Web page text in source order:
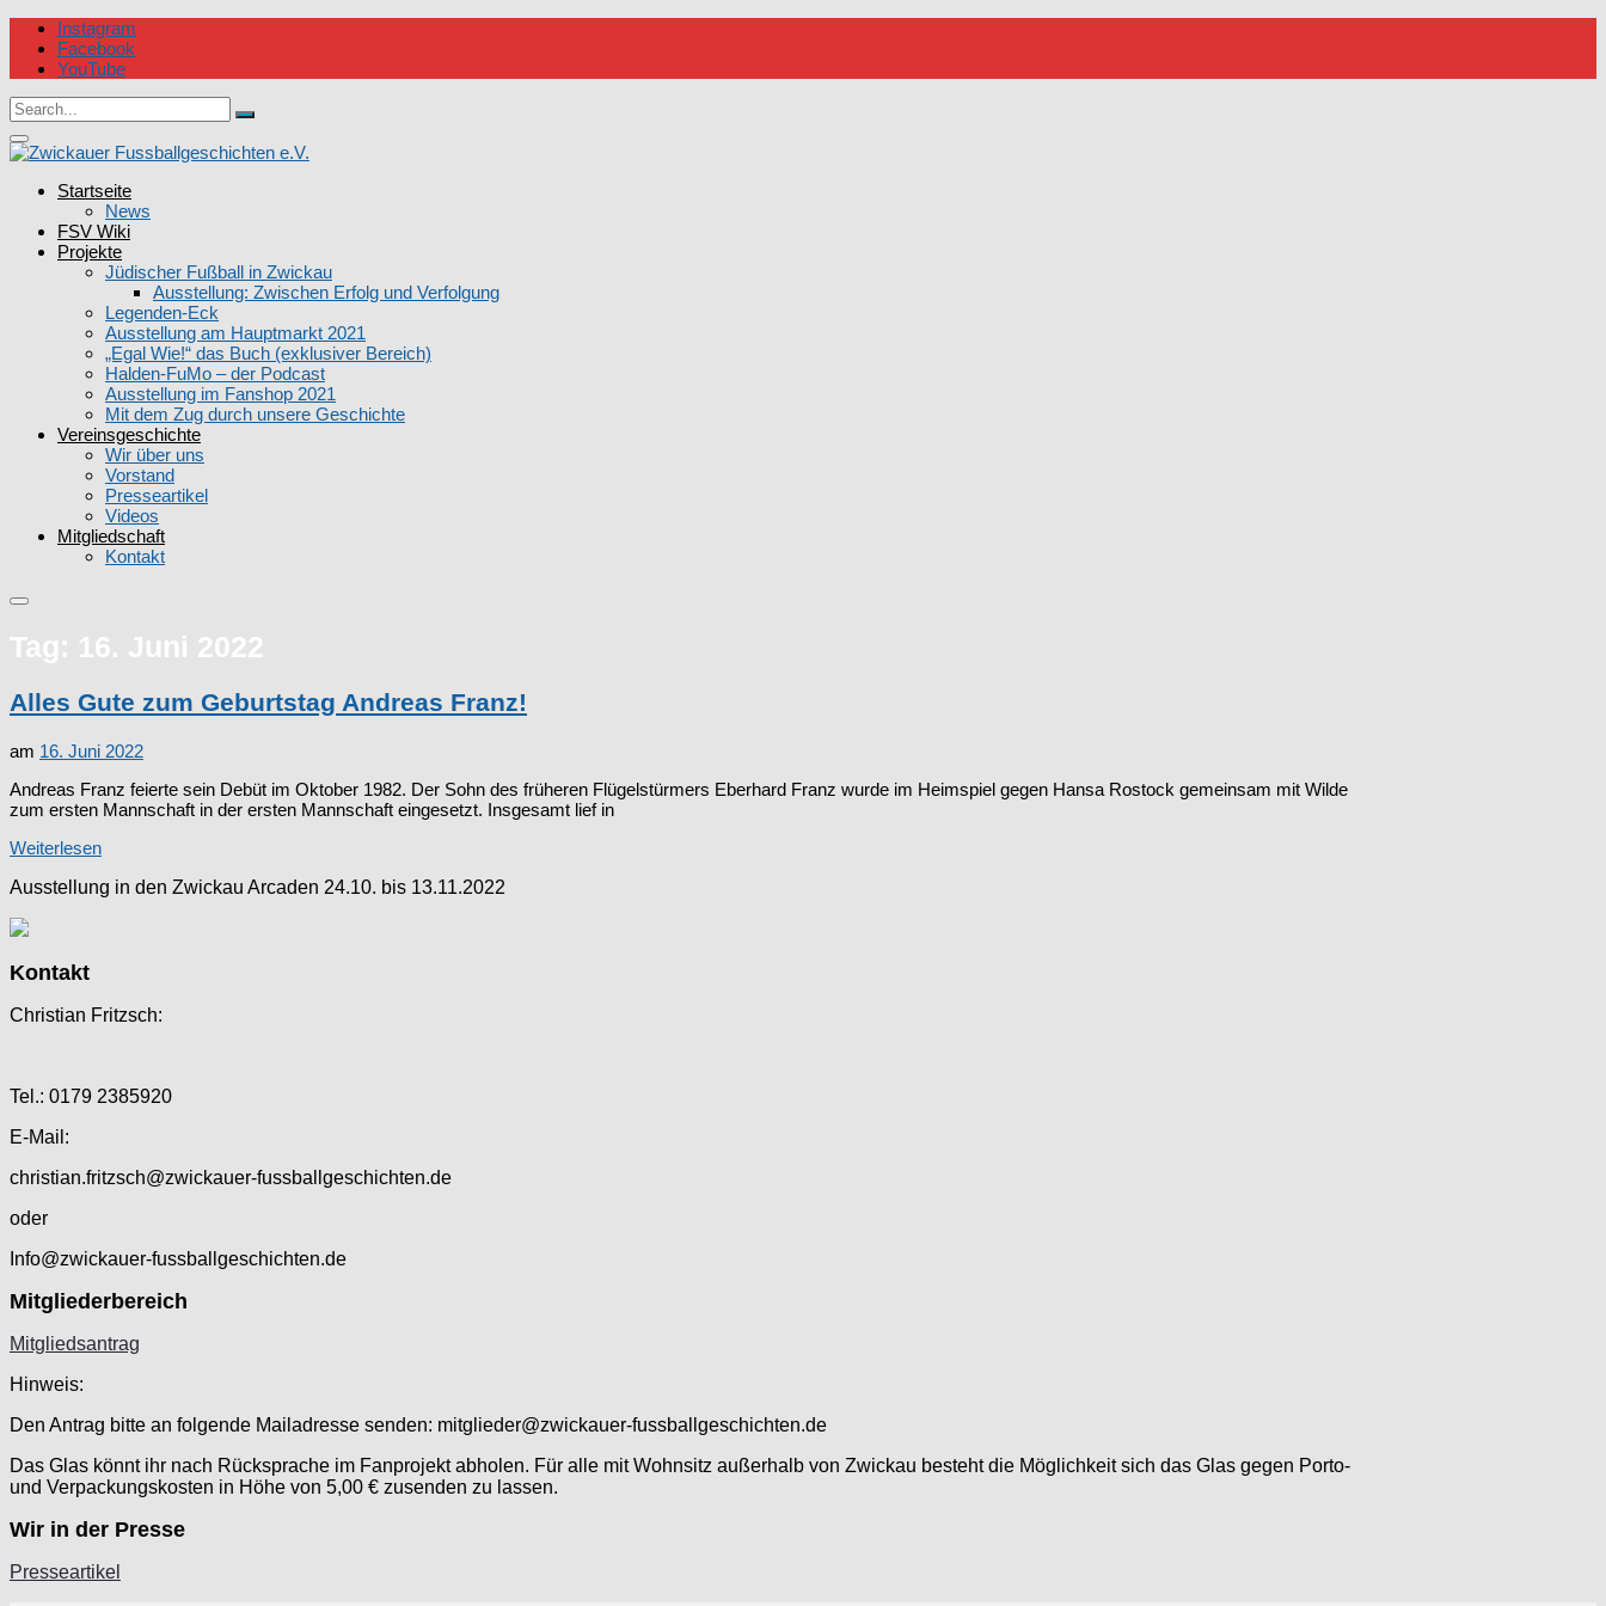
Skip
content
Instagram
Facebook
YouTube
Circular
focus
Search
for:
Search
focus
Startseite
News
FSV Wiki
Projekte
Jüdischer Fußball in Zwickau
Ausstellung: Zwischen Erfolg und Verfolgung
Legenden-Eck
Ausstellung am Hauptmarkt 2021
„Egal Wie!“ das Buch (exklusiver Bereich)
Halden-FuMo – der Podcast
Ausstellung im Fanshop 2021
Mit dem Zug durch unsere Geschichte
Vereinsgeschichte
Wir über uns
Vorstand
Presseartikel
Videos
Mitgliedschaft
Kontakt
Tag: 16. Juni 2022
Alles Gute zum Geburtstag Andreas Franz!
am 16. Juni 2022
Andreas Franz feierte sein Debüt im Oktober 1982. Der Sohn des früheren Flügelstürmers Eberhard Franz wurde im Heimspiel gegen Hansa Rostock gemeinsam mit Wilde
zum ersten Mannschaft in der ersten Mannschaft eingesetzt. Insgesamt lief in
Weiterlesen
Ausstellung in den Zwickau Arcaden 24.10. bis 13.11.2022
Kontakt
Christian Fritzsch:
Tel.: 0179 2385920
E-Mail:
christian.fritzsch@zwickauer-fussballgeschichten.de
oder
Info@zwickauer-fussballgeschichten.de
Mitgliederbereich
Mitgliedsantrag
Hinweis:
Den Antrag bitte an folgende Mailadresse senden: mitglieder@zwickauer-fussballgeschichten.de
Das Glas könnt ihr nach Rücksprache im Fanprojekt abholen. Für alle mit Wohnsitz außerhalb von Zwickau besteht die Möglichkeit sich das Glas gegen Porto-
und Verpackungskosten in Höhe von 5,00 € zusenden zu lassen.
Wir in der Presse
Presseartikel